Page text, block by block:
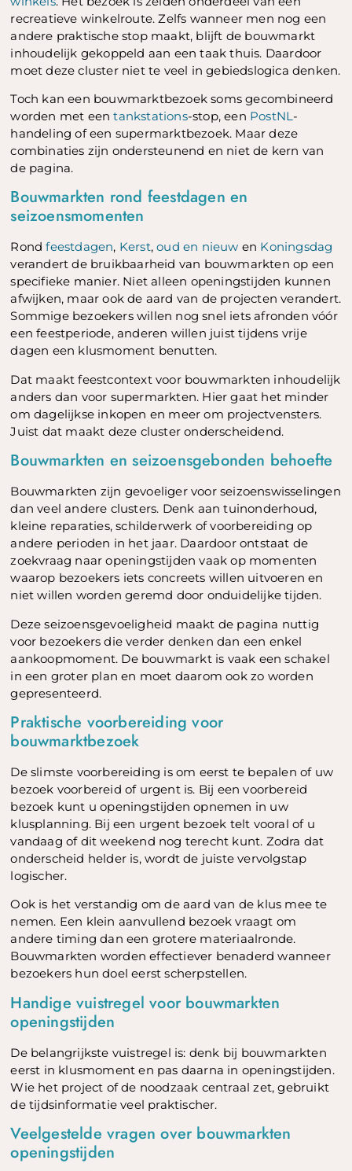
recreatieve winkelroute. Zelfs wanneer men nog een
andere praktische stop maakt, blijft de bouwmarkt
inhoudelijk gekoppeld aan een taak thuis. Daardoor
moet deze cluster niet te veel in gebiedslogica denken.
Toch kan een bouwmarktbezoek soms gecombineerd
worden met eentankstations-stop, een PostNL-
handeling of een supermarktbezoek. Maar deze
combinaties zijn ondersteunend en niet de kern van
de pagina.
Bouwmarkten rond feestdagen en
seizoensmomenten
Rondfeestdagen, Kerst,oud en nieuw en Koningsdag
verandert de bruikbaarheid van bouwmarkten op een
specifieke manier. Niet alleen openingstijden kunnen
afwijken, maar ook de aard van de projecten verandert.
Sommige bezoekers willen nog snel iets afronden vóór
een feestperiode, anderen willen juist tijdens vrije
dagen een klusmoment benutten.
Dat maakt feestcontext voor bouwmarkten inhoudelijk
anders dan voor supermarkten. Hier gaat het minder
om dagelijkse inkopen en meer om projectvensters.
Juist dat maakt deze cluster onderscheidend.
Bouwmarkten en seizoensgebonden behoefte
Bouwmarkten zijn gevoeliger voor seizoenswisselingen
dan veel andere clusters. Denk aan tuinonderhoud,
kleine reparaties, schilderwerk of voorbereiding op
andere perioden in het jaar. Daardoor ontstaat de
zoekvraag naar openingstijden vaak op momenten
waarop bezoekers iets concreets willen uitvoeren en
niet willen worden geremd door onduidelijke tijden.
Deze seizoensgevoeligheid maakt de pagina nuttig
voor bezoekers die verder denken dan een enkel
aankoopmoment. De bouwmarkt is vaak een schakel
in een groter plan en moet daarom ook zo worden
gepresenteerd.
Praktische voorbereiding voor
bouwmarktbezoek
De slimste voorbereiding is om eerst te bepalen of uw
bezoek voorbereid of urgent is. Bij een voorbereid
bezoek kunt u openingstijden opnemen in uw
klusplanning. Bij een urgent bezoek telt vooral of u
vandaag of dit weekend nog terecht kunt. Zodra dat
onderscheid helder is, wordt de juiste vervolgstap
logischer.
Ook is het verstandig om de aard van de klus mee te
nemen. Een klein aanvullend bezoek vraagt om
andere timing dan een grotere materiaalronde.
Bouwmarkten worden effectiever benaderd wanneer
bezoekers hun doel eerst scherpstellen.
Handige vuistregel voor bouwmarkten
openingstijden
De belangrijkste vuistregel is: denk bij bouwmarkten
eerst in klusmoment en pas daarna in openingstijden.
Wie het project of de noodzaak centraal zet, gebruikt
de tijdsinformatie veel praktischer.
Veelgestelde vragen over bouwmarkten
openingstijden